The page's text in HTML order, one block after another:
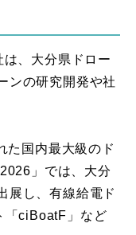
、大分県ドロー
ンの研究開発や社
た国内最大級のド
」では、大分
展し、有線給電ド
「ciBoatF」など